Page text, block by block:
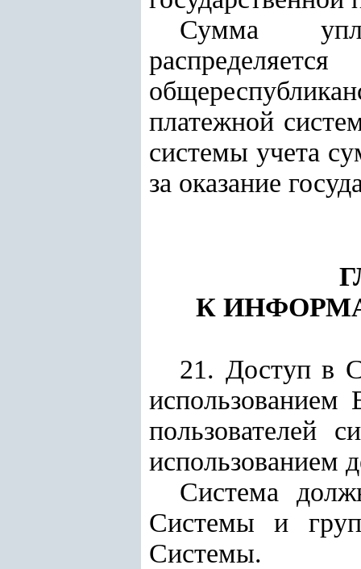
Сумма
платежной
системы учета
за оказание
К
21. Доступ в
пользователей
использованием
Система
Системы и
Системы.